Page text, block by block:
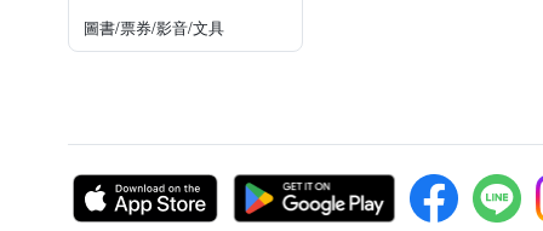
圖書/票券/影音/文具